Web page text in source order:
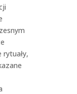
rytuały,